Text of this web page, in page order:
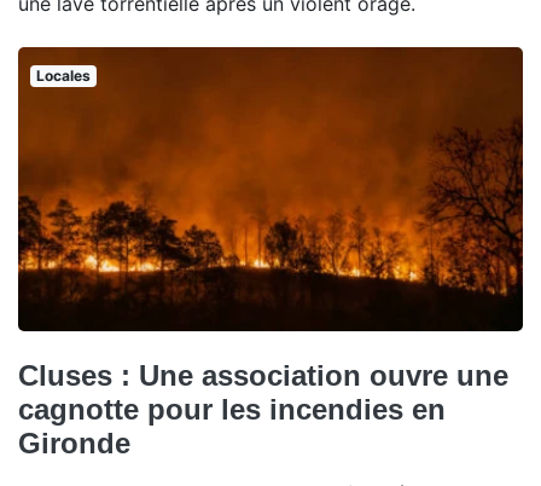
Locales
Cluses : Une association ouvre une
cagnotte pour les incendies en
Gironde